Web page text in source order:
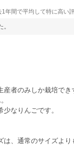
年間で平均して特に高い
産者のみしか栽培で
なりんごです。
、通常のサイズよ